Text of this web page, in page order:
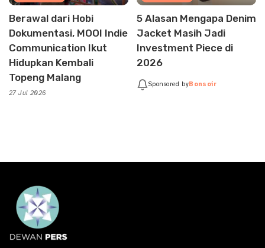
Berawal dari Hobi
Dokumentasi, MOOI Indie
Communication Ikut
Hidupkan Kembali
Topeng Malang
27 Jul 2026
5 Alasan Mengapa Denim
Jacket Masih Jadi
Investment Piece di
2026
Sponsored byBonsoir